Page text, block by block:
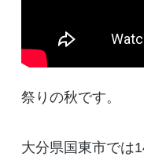
祭りの秋です。
大分県国東市では